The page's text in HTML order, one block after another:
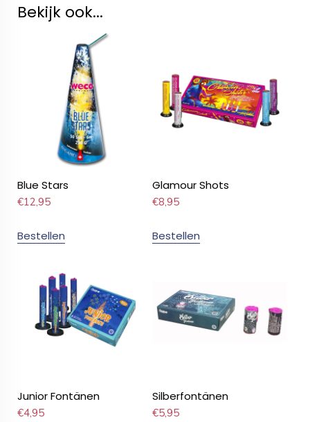
Bekijk ook...
Blue Stars
€12,95
Bestellen
Glamour Shots
€8,95
Bestellen
Junior Fontänen
€4,95
Silberfontänen
€5,95